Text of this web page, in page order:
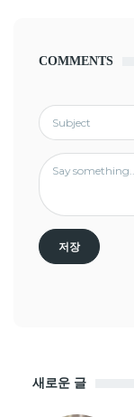
COMMENTS
새로운 글